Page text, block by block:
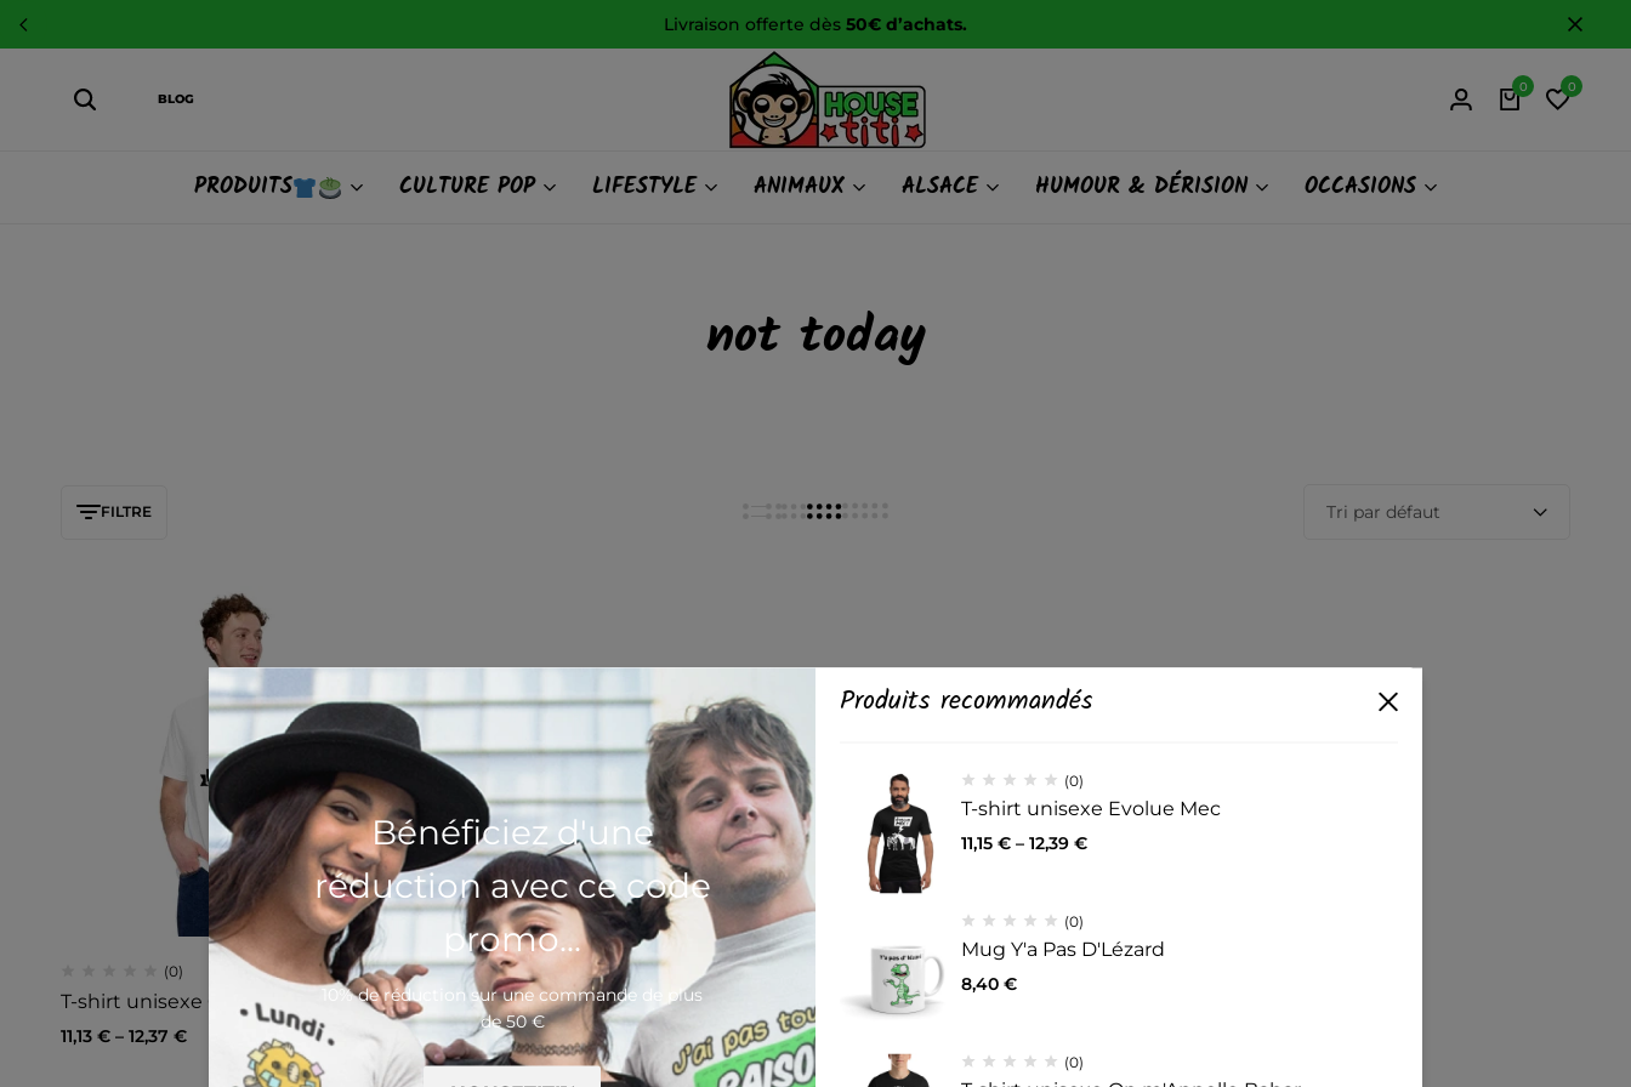
Livraison offerte dès 50€ d’achats.
BLOG
0 0
PRODUITS CULTURE POP LIFESTYLE ANIMAUX ALSACE HUMOUR & DÉRISION OCCASIONS
not today
FILTRE Tri par défaut
(0)
T-shirt unisexe Chat Not Today
11,13 € – 12,37 €
Bénéficiez d'une
réduction avec ce code
promo...
10% de réduction sur une commande de plus
de 50 €
Produits recommandés
(0)
T-shirt unisexe Evolue Mec
11,15 € – 12,39 €
(0)
Mug Y'a Pas D'Lézard
8,40 €
(0)